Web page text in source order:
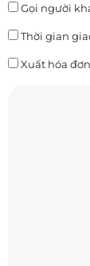
Gọi người
Thời gian
Xuất hóa đơn